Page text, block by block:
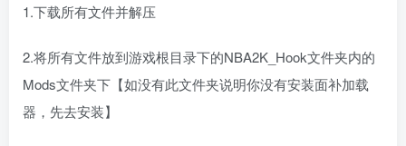
1.下载所有文件并解压
2.将所有文件放到游戏根目录下的NBA2K_Hook文件夹内的
Mods文件夹下【如没有此文件夹说明你没有安装面补加载
器，先去安装】